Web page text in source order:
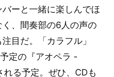
ーと一緒に楽しんでほ
、間奏部の6人の声の
目だ。「カラフル」
定の『アオペラ -
る予定。ぜひ、CDも